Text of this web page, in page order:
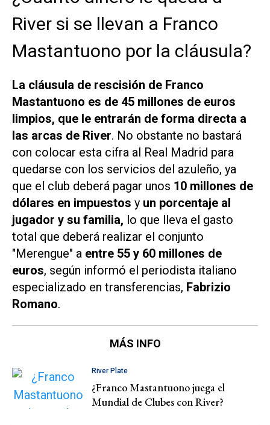
River si se llevan a Franco
Mastantuono por la cláusula?
La cláusula de rescisión de Franco
Mastantuono es de 45 millones de euros
limpios, que le entrarán de forma directa a
las arcas de River. No obstante no bastará
con colocar esta cifra al Real Madrid para
quedarse con los servicios del azuleño, ya
que el club deberá pagar unos 10 millones de
dólares en impuestos y un porcentaje al
jugador y su familia, lo que lleva el gasto
total que deberá realizar el conjunto
"Merengue" a entre 55 y 60 millones de
euros, según informó el periodista italiano
especializado en transferencias, Fabrizio
Romano.
MÁS INFO
River Plate
¿Franco Mastantuono juega el
Mundial de Clubes con River?